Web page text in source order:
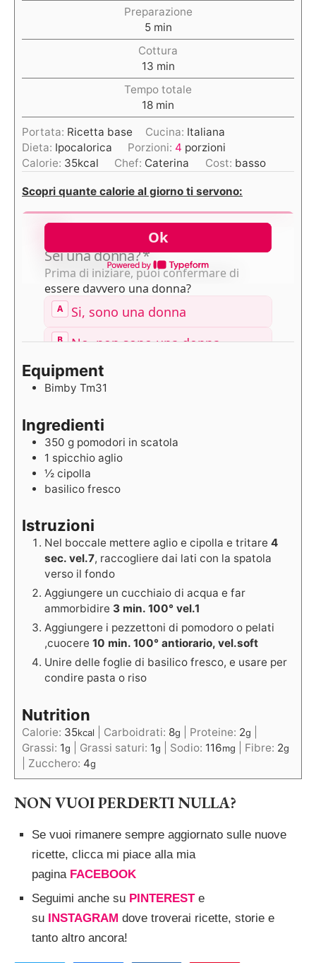
Preparazione
5 min
Cottura
13 min
Tempo totale
18 min
Portata: Ricetta base Cucina: Italiana
Dieta: Ipocalorica Porzioni: 4 porzioni
Calorie: 35kcal Chef: Caterina Cost: basso
Scopri quante calorie al giorno ti servono:
Equipment
Bimby Tm31
Ingredienti
350 g pomodori in scatola
1 spicchio aglio
½ cipolla
basilico fresco
Istruzioni
Nel boccale mettere aglio e cipolla e tritare 4
sec. vel.7, raccogliere dai lati con la spatola
verso il fondo
Aggiungere un cucchiaio di acqua e far
ammorbidire 3 min. 100° vel.1
Aggiungere i pezzettoni di pomodoro o pelati
,cuocere 10 min. 100° antiorario, vel.soft
Unire delle foglie di basilico fresco, e usare per
condire pasta o riso
Nutrition
Calorie: 35kcal Carboidrati: 8g Proteine: 2g
Grassi: 1g Grassi saturi: 1g Sodio: 116mg Fibre: 2g
Zucchero: 4g
NON VUOI PERDERTI NULLA?
Se vuoi rimanere sempre aggiornato sulle nuove
ricette, clicca mi piace alla mia
pagina FACEBOOK
Seguimi anche su PINTERESTe
su INSTAGRAM dove troverai ricette, storie e
tanto altro ancora!